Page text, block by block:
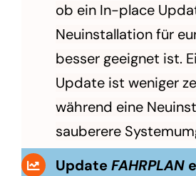
ob ein In-place
Neuinstallation für
besser geeignet ist.
Update ist weniger
während eine
sauberere
UpdateFAHRPLAN